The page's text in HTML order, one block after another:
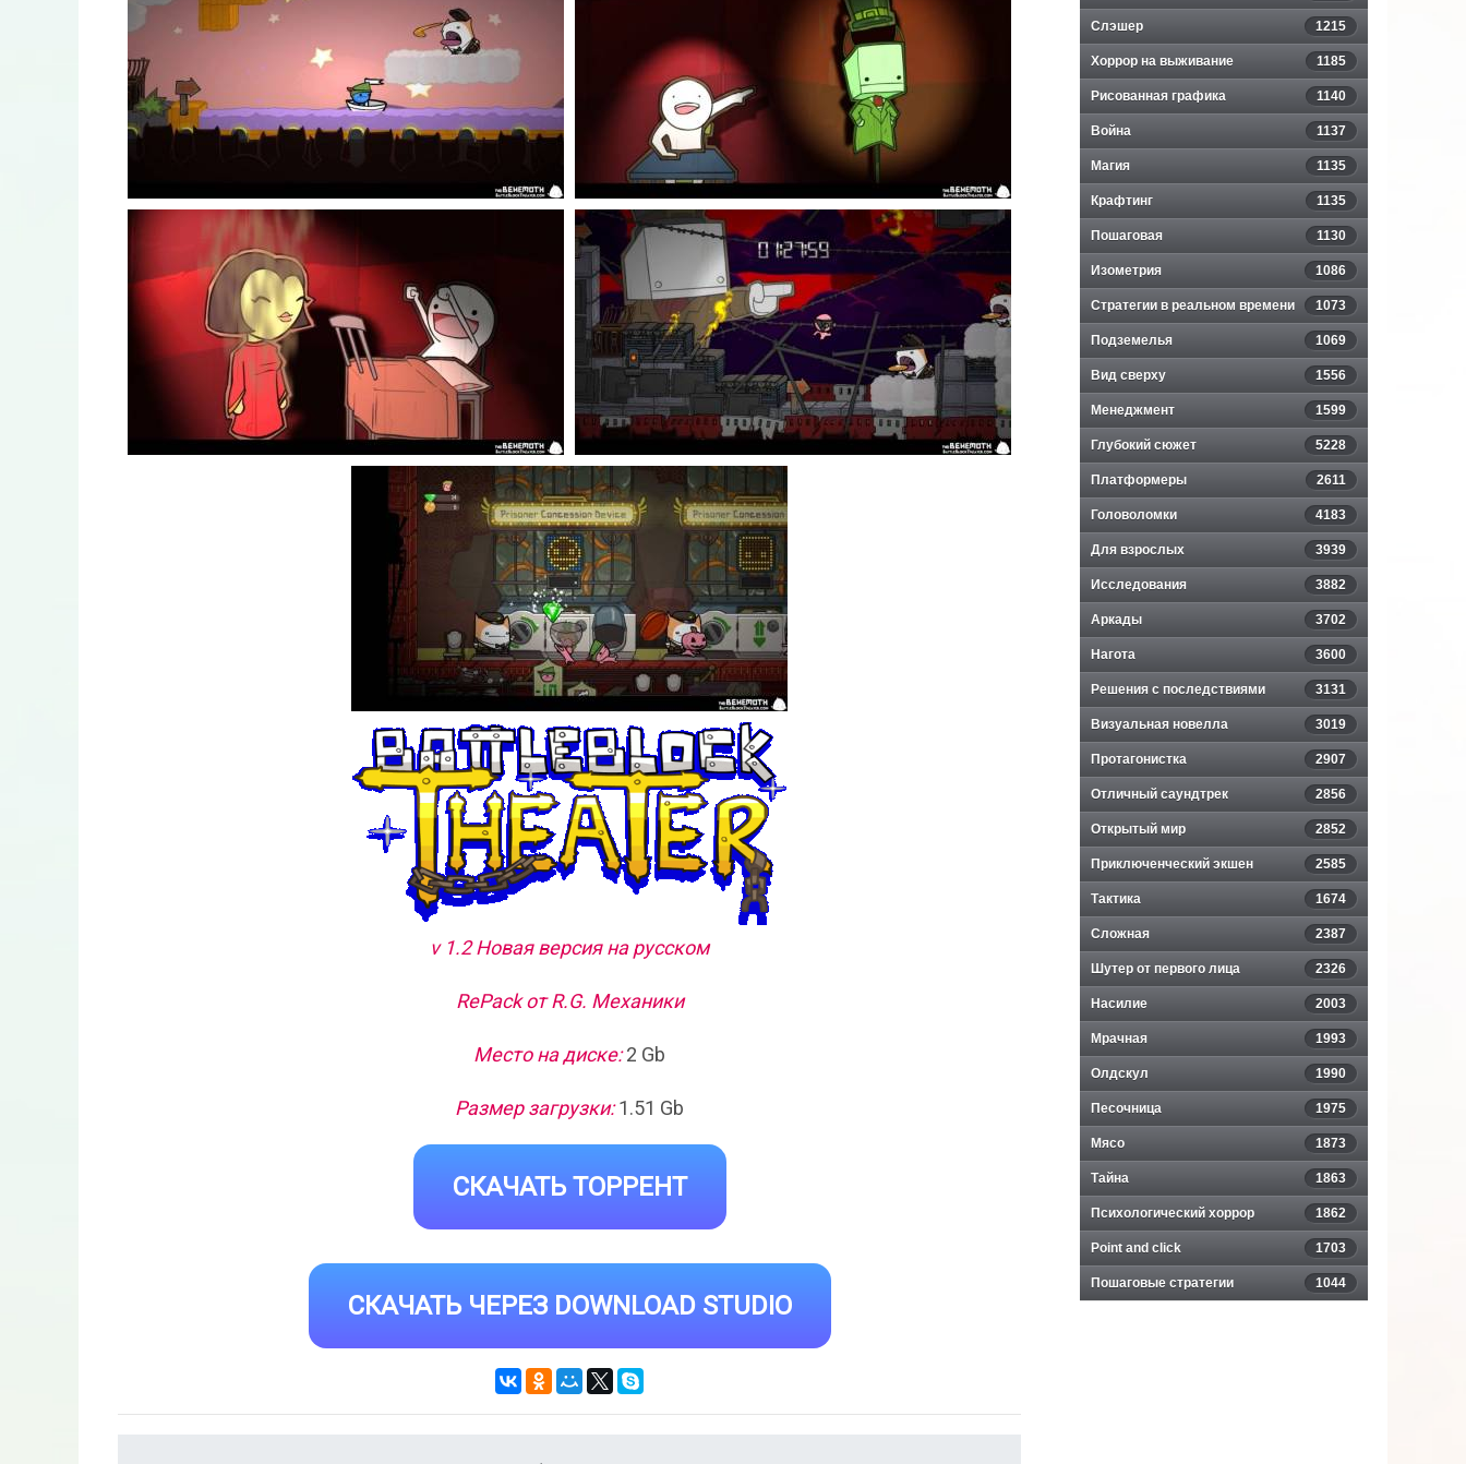
v 1.2 Новая версия на русском
RePack от R.G. Механики
Место на диске:2 Gb
Размер загрузки:1.51 Gb
СКАЧАТЬ ТОРРЕНТ
СКАЧАТЬ ЧЕРЕЗ DOWNLOAD STUDIO
Слэшер 1215
Хоррор на выживание 1185
Рисованная графика 1140
Война 1137
Магия 1135
Крафтинг 1135
Пошаговая 1130
Изометрия 1086
Стратегии в реальном времени 1073
Подземелья 1069
Вид сверху 1556
Менеджмент 1599
Глубокий сюжет 5228
Платформеры 2611
Головоломки 4183
Для взрослых 3939
Исследования 3882
Аркады 3702
Нагота 3600
Решения с последствиями 3131
Визуальная новелла 3019
Протагонистка 2907
Отличный саундтрек 2856
Открытый мир 2852
Приключенческий экшен 2585
Тактика 1674
Сложная 2387
Шутер от первого лица 2326
Насилие 2003
Мрачная 1993
Олдскул 1990
Песочница 1975
Мясо 1873
Тайна 1863
Психологический хоррор 1862
Point and click 1703
Пошаговые стратегии 1044